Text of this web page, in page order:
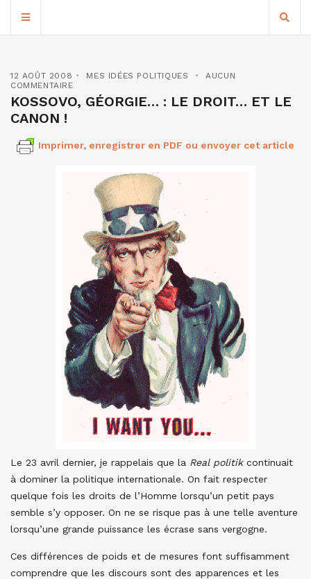
12 AOÛT 2008 MES IDÉES POLITIQUES
AUCUN
COMMENTAIRE
KOSSOVO, GÉORGIE… : LE DROIT… ET LE
CANON !
Imprimer, enregistrer en PDF ou envoyer cet article
Le 23 avril dernier, je rappelais que la Real politik continuait
à dominer la politique internationale. On fait respecter
quelque fois les droits de l’Homme lorsqu’un petit pays
semble s’y opposer. On ne se risque pas à une telle aventure
lorsqu’une grande puissance les écrase sans vergogne.
Ces différences de poids et de mesures font suffisamment
comprendre que les discours sont des apparences et les